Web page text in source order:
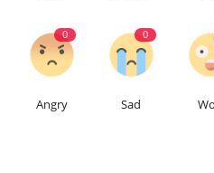
0
Angry
0
Sad